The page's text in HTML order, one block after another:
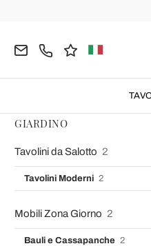
Poltrone
GIARDINO
Tavolini da Salotto 2
Tavolini Moderni 2
Mobili Zona Giorno 2
Bauli e Cassapanche 2